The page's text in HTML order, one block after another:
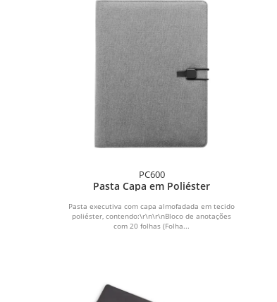
PC600
Pasta Capa em Poliéster
Pasta executiva com capa almofadada em tecido
poliéster, contendo:\r\n\r\nBloco de anotações
com 20 folhas (Folha...